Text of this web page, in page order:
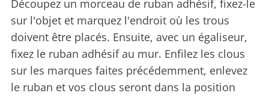
Découpez un morceau de ruban adhésif, fixez-le
sur l'objet et marquez l'endroit où les trous
doivent être placés. Ensuite, avec un égaliseur,
fixez le ruban adhésif au mur. Enfilez les clous
sur les marques faites précédemment, enlevez
le ruban et vos clous seront dans la position